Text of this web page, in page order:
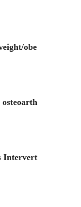
obe
Intervert